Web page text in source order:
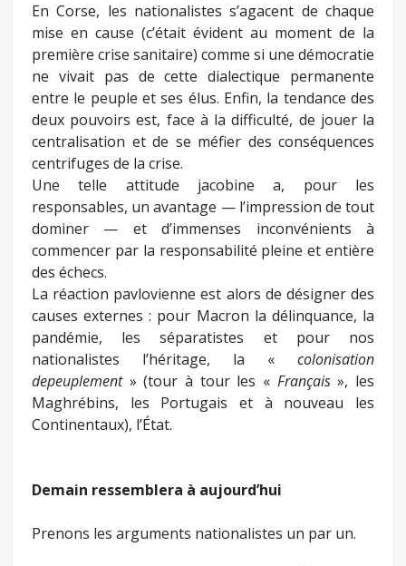
En Corse, les nationalistes s’agacent de chaque
mise en cause (c’était évident au moment de la
première crise sanitaire) comme si une démocratie
ne vivait pas de cette dialectique permanente
entre le peuple et ses élus. Enfin, la tendance des
deux pouvoirs est, face à la difficulté, de jouer la
centralisation et de se méfier des conséquences
centrifuges de la crise.
Une telle attitude jacobine a, pour les
responsables, un avantage — l’impression de tout
dominer — et d’immenses inconvénients à
commencer par la responsabilité pleine et entière
des échecs.
La réaction pavlovienne est alors de désigner des
causes externes : pour Macron la délinquance, la
pandémie, les séparatistes et pour nos
nationalistes l’héritage, la « colonisation
depeuplement » (tour à tour les « Français», les
Maghrébins, les Portugais et à nouveau les
Continentaux), l’État.
Demain ressemblera à aujourd’hui
Prenons les arguments nationalistes un par un.